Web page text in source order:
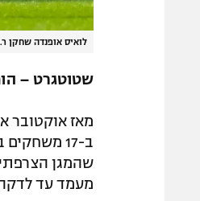
לואיס אופנדה שחקן
שטוטגרט –
ב-17
מעמד עד לדקה